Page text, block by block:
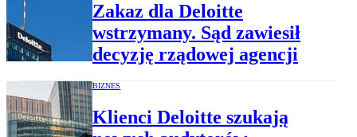
Zakaz dla Deloitte
wstrzymany. Sąd zawiesił
decyzję rządowej agencji
BIZNES
Klienci Deloitte szukają